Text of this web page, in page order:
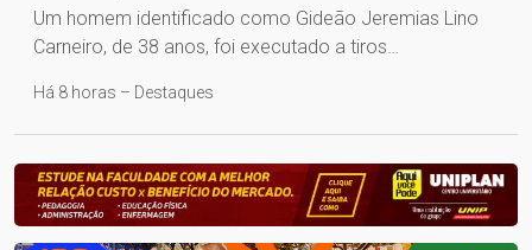
Um homem identificado como Gideão Jeremias Lino
Carneiro, de 38 anos, foi executado a tiros…
Há 8 horas – Destaques